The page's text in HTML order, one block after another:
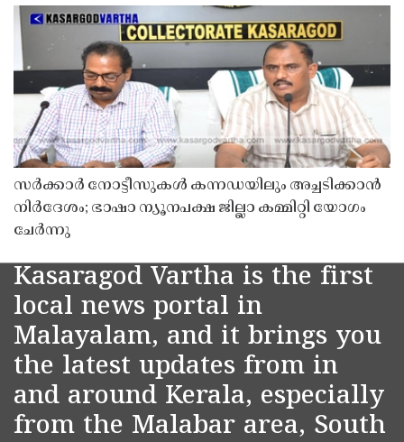
സർക്കാർ നോട്ടീസുകൾ കന്നഡയിലും അച്ചടിക്കാൻ
നിർദേശം; ഭാഷാ ന്യൂനപക്ഷ ജില്ലാ കമ്മിറ്റി യോഗം
ചേർന്നു
Kasaragod Vartha is the first
local news portal in
Malayalam, and it brings you
the latest updates from in
and around Kerala, especially
from the Malabar area, South